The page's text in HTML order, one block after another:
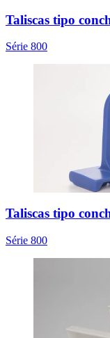
Taliscas tipo
Série 800
Taliscas tipo
Série 800